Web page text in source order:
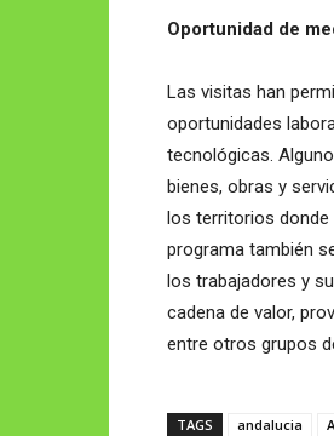
Oportunidad de
Las visitas han
oportunidades
tecnológicas.
bienes, obras y
los territorios donde
programa también
los trabajadores y
cadena de valor,
entre otros grupos
TAGS andalucia